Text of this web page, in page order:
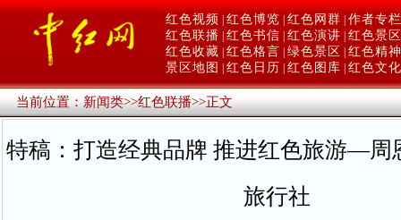
红色视频 红色博览 红色网群 作者专栏
红色联播 红色书信 红色演讲 红色景区
红色收藏 红色格言 绿色景区
红色精神
景区地图
红色日历 红色图库 红色文化
当前位置：新闻类>>红色联播>>正文
特稿：打造经典品牌 推进红色旅游—周
旅行社